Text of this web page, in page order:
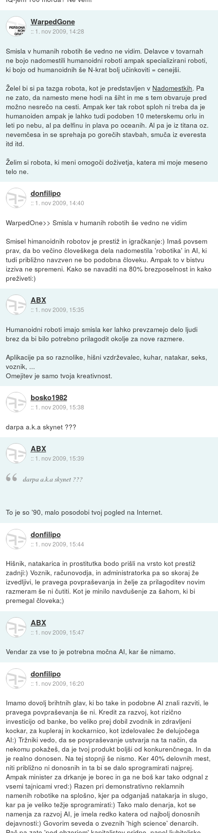
WarpedGone
:: 1. nov 2009, 14:28
Smisla v humanih robotih še vedno ne vidim. Delavce v tovarnah
ne bojo nadomestili humanoidni roboti ampak specializirani roboti,
ki bojo od humanoidnih še N-krat bolj učinkoviti = cenejši.
Želel bi si pa tazga robota, kot je predstavljen v Nadomestkih. Pa
ne zato, da namesto mene hodi na šiht in me s tem obvaruje pred
možno nesrečo na cesti. Ampak ker tak robot sploh ni treba da je
humanoiden ampak je lahko tudi podoben 10 meterskemu orlu in
leti po nebu, al pa delfinu in plava po oceanih. Al pa je iz titana oz.
nevemčesa in se sprehaja po gorečih stavbah, smuča iz everesta
itd itd.
Želim si robota, ki meni omogoči doživetja, katera mi moje meseno
telo ne.
donfilipo
:: 1. nov 2009, 14:40
WarpedOne>> Smisla v humanih robotih še vedno ne vidim
Smisel himanoidnih robotov je prestiž in igračkanje:) Imaš povsem
prav, da bo večino človeškega dela nadomestila 'robotika' in AI, ki
tudi približno navzven ne bo podobna človeku. Ampak to v bistvu
izziva ne spremeni. Kako se navaditi na 80% brezposelnost in kako
preživeti:)
ABX
:: 1. nov 2009, 15:35
Humanoidni roboti imajo smisla ker lahko prevzamejo delo ljudi
brez da bi bilo potrebno prilagodit okolje za nove razmere.
Aplikacije pa so raznolike, hišni vzdrževalec, kuhar, natakar, seks,
voznik, ...
Omejitev je samo tvoja kreativnost.
bosko1982
:: 1. nov 2009, 15:38
darpa a.k.a skynet ???
ABX
:: 1. nov 2009, 15:39
darpa a.k.a skynet ???
To je so '90, malo posodobi tvoj pogled na Internet.
donfilipo
:: 1. nov 2009, 15:44
Hišnik, natakarica in prostitutka bodo prišli na vrsto kot prestiž
zadnji:) Voznik, računovodja, in administratorka pa so skoraj že
izvedljivi, le pravega povpraševanja in želje za prilagoditev novim
razmeram še ni čutiti. Kot je minilo navdušenje za šahom, ki bi
premegal človeka;)
ABX
:: 1. nov 2009, 15:47
Vendar za vse to je potrebna močna AI, kar še nimamo.
donfilipo
:: 1. nov 2009, 16:20
Imamo dovolj brihtnih glav, ki bo take in podobne AI znali razviti, le
pravega povpraševanja še ni. Kredit za razvoj, kot rizično
investicijo od banke, bo veliko prej dobil zvodnik in zdravljeni
kockar, za kupleraj in kockarnico, kot izdelovalec že delujočega
AI:) Tržniki vedo, da se povpraševanje ustvarja na ta način, da
nekomu pokažeš, da je tvoj produkt boljši od konkurenčnega. In da
je realno donosen. Na tej stopnji še nismo. Ker 40% delovnih mest,
niti približno ni donosnih in ta bi se dalo sprogramirati najprej.
Ampak minister za drkanje je borec in ga ne boš kar tako odgnal z
vsemi tajnicami vred:) Razen pri demonstrativno reklamnih
namenih robotike na splošno, kjer pa odganjaš natakarja in slugo,
kar pa je veliko težje sprogramirati:) Tako malo denarja, kot se
namenja za razvoj AI, je imela redko katera od najbolj donosnih
dejavnosti:) Govorim seveda o zveznih 'high science' denarcih.